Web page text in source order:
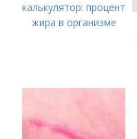
калькулятор: процент
жира в организме